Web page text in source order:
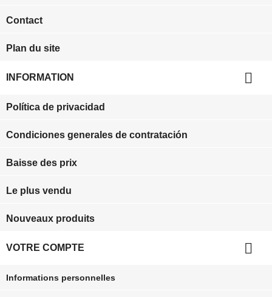
Contact
Plan du site
INFORMATION 
Política de privacidad
Condiciones generales de contratación
Baisse des prix
Le plus vendu
Nouveaux produits
VOTRE COMPTE 
Informations personnelles